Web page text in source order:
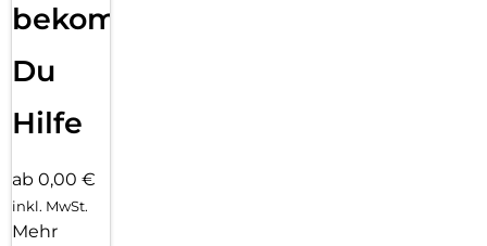
bekommst
Du
Hilfe
ab 0,00 €
inkl. MwSt.
Mehr